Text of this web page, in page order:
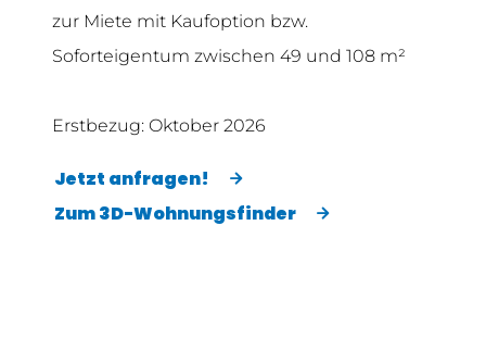
zur Miete mit Kaufoption bzw.
Soforteigentum zwischen 49 und 108 m²
Erstbezug: Oktober 2026
Jetzt anfragen!
Zum 3D-Wohnungsfinder